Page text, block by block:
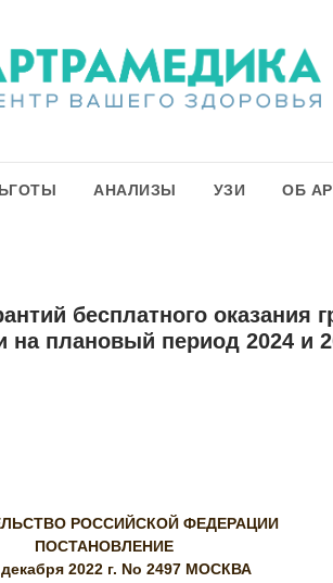
АНАЛИЗЫ УЗИ ОБ
бесплатного оказания
на плановый период 2024 и
РОССИЙСКОЙ ФЕДЕРАЦИИ
ПОСТАНОВЛЕНИЕ
2022 г. No 2497 МОСКВА